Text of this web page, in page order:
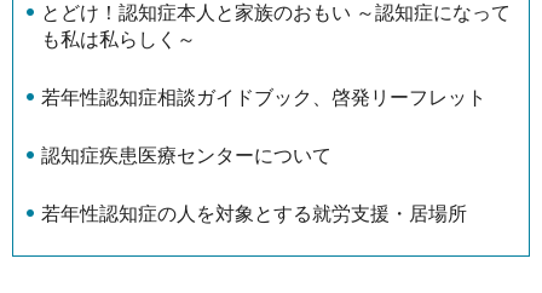
とどけ！認知症本人と家族のおもい ～認知症になって
も私は私らしく～
若年性認知症相談ガイドブック、啓発リーフレット
認知症疾患医療センターについて
若年性認知症の人を対象とする就労支援・居場所